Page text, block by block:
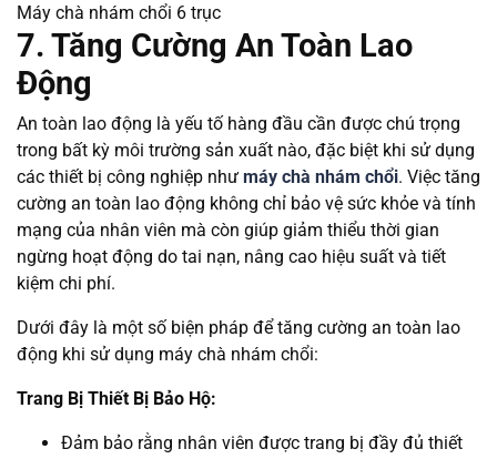
Máy chà nhám chổi 6 trục
7. Tăng Cường An Toàn Lao
Động
An toàn lao động là yếu tố hàng đầu cần được chú trọng
trong bất kỳ môi trường sản xuất nào, đặc biệt khi sử dụng
các thiết bị công nghiệp như máy chà nhám chổi. Việc tăng
cường an toàn lao động không chỉ bảo vệ sức khỏe và tính
mạng của nhân viên mà còn giúp giảm thiểu thời gian
ngừng hoạt động do tai nạn, nâng cao hiệu suất và tiết
kiệm chi phí.
Dưới đây là một số biện pháp để tăng cường an toàn lao
động khi sử dụng máy chà nhám chổi:
Trang Bị Thiết Bị Bảo Hộ:
Đảm bảo rằng nhân viên được trang bị đầy đủ thiết